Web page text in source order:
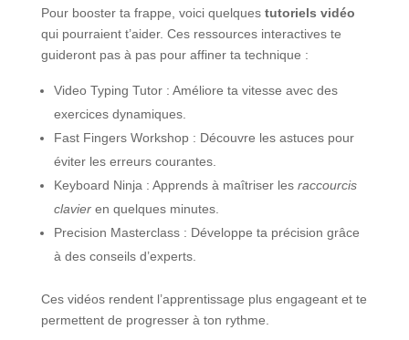
Pour booster ta frappe, voici quelques tutoriels vidéo
qui pourraient t’aider. Ces ressources interactives te
guideront pas à pas pour affiner ta technique :
Video Typing Tutor : Améliore ta vitesse avec des
exercices dynamiques.
Fast Fingers Workshop : Découvre les astuces pour
éviter les erreurs courantes.
Keyboard Ninja : Apprends à maîtriser les raccourcis
clavieren quelques minutes.
Precision Masterclass : Développe ta précision grâce
à des conseils d’experts.
Ces vidéos rendent l’apprentissage plus engageant et te
permettent de progresser à ton rythme.